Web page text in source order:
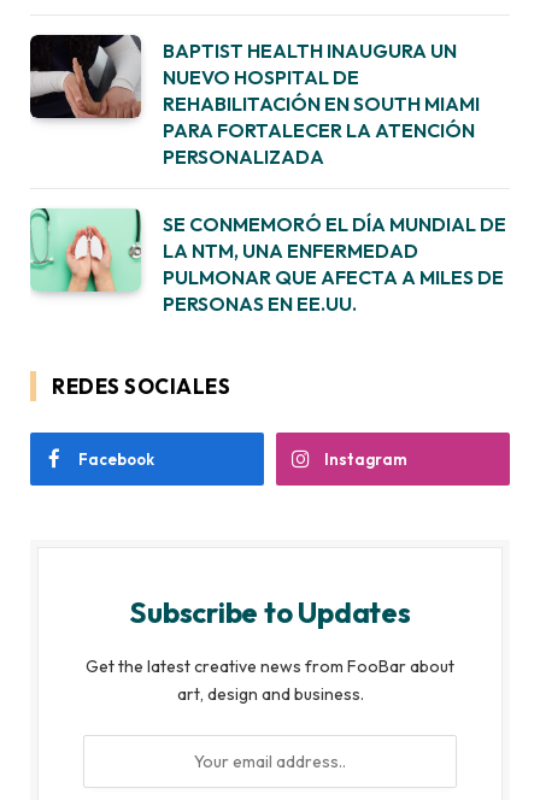
BAPTIST HEALTH INAUGURA UN
NUEVO HOSPITAL DE
REHABILITACIÓN EN SOUTH MIAMI
PARA FORTALECER LA ATENCIÓN
PERSONALIZADA
SE CONMEMORÓ EL DÍA MUNDIAL DE
LA NTM, UNA ENFERMEDAD
PULMONAR QUE AFECTA A MILES DE
PERSONAS EN EE.UU.
REDES SOCIALES
Facebook Instagram
Subscribe to Updates
Get the latest creative news from FooBar about
art, design and business.